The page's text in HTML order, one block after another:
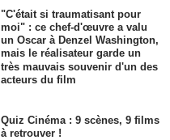
"C'était si traumatisant pour
moi" : ce chef-d'œuvre a valu
un Oscar à Denzel Washington,
mais le réalisateur garde un
très mauvais souvenir d'un des
acteurs du film
Quiz Cinéma : 9 scènes, 9 films
à retrouver !